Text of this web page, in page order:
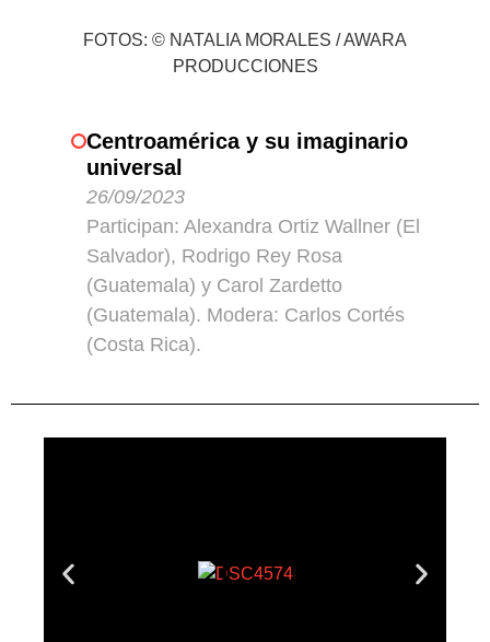
FOTOS: © NATALIA MORALES / AWARA
PRODUCCIONES
Centroamérica y su imaginario
universal
26/09/2023
Participan: Alexandra Ortiz Wallner (El
Salvador), Rodrigo Rey Rosa
(Guatemala) y Carol Zardetto
(Guatemala). Modera: Carlos Cortés
(Costa Rica).